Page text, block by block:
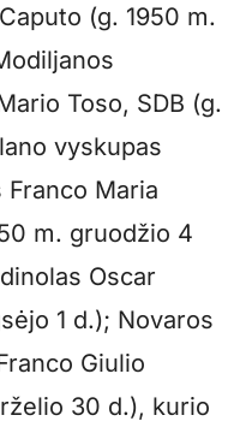
(g. 1950 m.
Toso, SDB (g.
vyskupas
Maria
m. gruodžio 4
Oscar
1 d.); Novaros
Giulio
30 d.), kurio